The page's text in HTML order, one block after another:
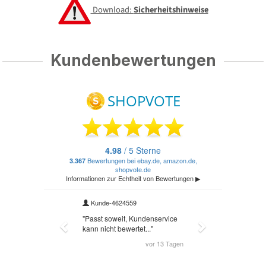
Download:Sicherheitshinweise
Kundenbewertungen